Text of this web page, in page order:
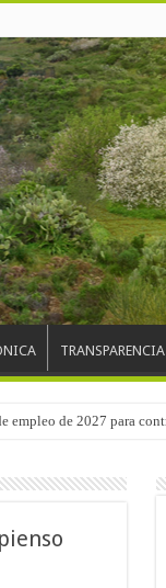
TRANSPARENCIA
del ascensor